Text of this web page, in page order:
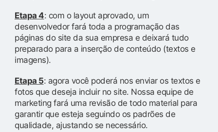
Etapa 4: com o layout aprovado, um
desenvolvedor fará toda a programação das
páginas do site da sua empresa e deixará tudo
preparado para a inserção de conteúdo (textos e
imagens).
Etapa 5: agora você poderá nos enviar os textos e
fotos que deseja incluir no site. Nossa equipe de
marketing fará uma revisão de todo material para
garantir que esteja seguindo os padrões de
qualidade, ajustando se necessário.